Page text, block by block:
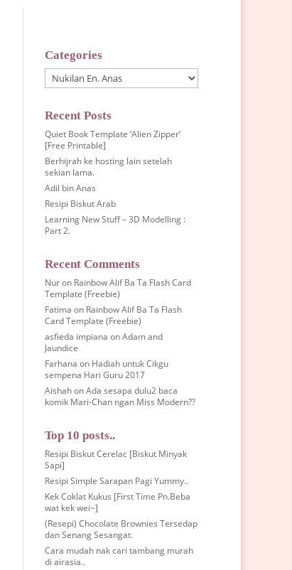
Categories
Categories
Recent Posts
Quiet Book Template ‘Alien Zipper’
[Free Printable]
Berhijrah ke hosting lain setelah
sekian lama.
Adil bin Anas
Resipi Biskut Arab
Learning New Stuff – 3D Modelling :
Part 2.
Recent Comments
Nuron Rainbow Alif Ba Ta Flash Card
Template (Freebie)
Fatima on Rainbow Alif Ba Ta Flash
Card Template (Freebie)
asfieda impiana onAdam and
Jaundice
Farhana on Hadiah untuk Cikgu
sempena Hari Guru 2017
AishahonAda sesapa dulu2 baca
komik Mari-Chan ngan Miss Modern??
Top 10 posts..
Resipi Biskut Cerelac [Biskut Minyak
Sapi]
Resipi Simple Sarapan Pagi Yummy..
Kek Coklat Kukus [First Time Pn.Beba
wat kek wei~]
(Resepi) Chocolate Brownies Tersedap
dan Senang Sesangat.
Cara mudah nak cari tambang murah
di airasia..